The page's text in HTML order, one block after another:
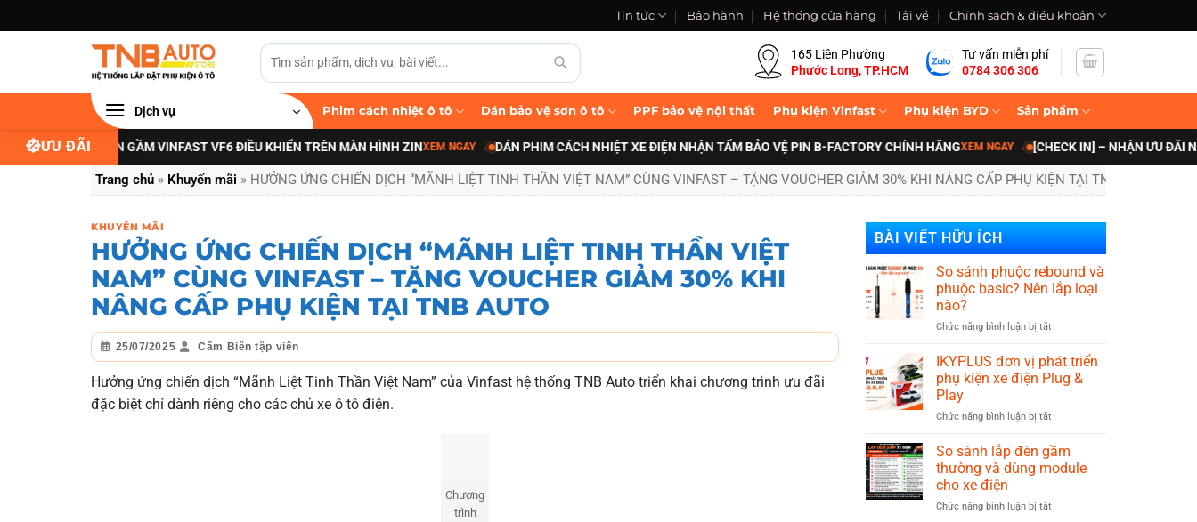
qua
Tin tức Bảo hành Hệ thống cửa hàng Tải về Chính sách & điều khoản
165 Liên Phường
Phước Long, TP.HCM
Tư vấn miễn phí
0784 306 306
Dịch vụ Phim cách nhiệt ô tô Dán bảo vệ sơn ô tô PPF bảo vệ nội thất Phụ kiện Vinfast Phụ kiện BYD Sản phẩm
ƯU ĐÃI
CẤP ĐÈN GẦM VINFAST VF6 ĐIỀU KHIỂN TRÊN MÀN HÌNH ZINXEM NGAY→ DÁN PHIM CÁCH NHIỆT XE ĐIỆN NHẬN TẤM BẢO VỆ PIN B-FACTORY CHÍNH HÃNG XEM NGAY→ [CHECK IN] – NHẬN ƯU ĐÃI NÂNG
Trang chủ » Khuyến mãi » HƯỞNG ỨNG CHIẾN DỊCH “MÃNH LIỆT TINH THẦN VIỆT NAM” CÙNG VINFAST – TẶNG VOUCHER GIẢM 30% KHI NÂNG CẤP PHỤ KIỆN TẠI TNB AUTO
KHUYẾN MÃI
HƯỞNG ỨNG CHIẾN DỊCH “MÃNH LIỆT TINH THẦN VIỆT
NAM” CÙNG VINFAST – TẶNG VOUCHER GIẢM 30% KHI
NÂNG CẤP PHỤ KIỆN TẠI TNB AUTO
25/07/2025 Cẩm Biên tập viên
Hưởng ứng chiến dịch “Mãnh Liệt Tinh Thần Việt Nam” của Vinfast hệ thống TNB Auto triển khai chương trình ưu đãi
đặc biệt chỉ dành riêng cho các chủ xe ô tô điện.
Chương
trình
BÀI VIẾT HỮU ÍCH
So sánh phuộc rebound và
phuộc basic? Nên lắp loại
nào?
Chức năng bình luận bị tắt
sánh
phuộc
rebound
phuộc
Nên
loại
IKYPLUS đơn vị phát triển
phụ kiện xe điện Plug &
Play
Chức năng bình luận bị tắt
đơn
phát
phụ
So sánh lắp đèn gầm
thường và dùng module
cho xe điện
Chức năng bình luận bị tắt